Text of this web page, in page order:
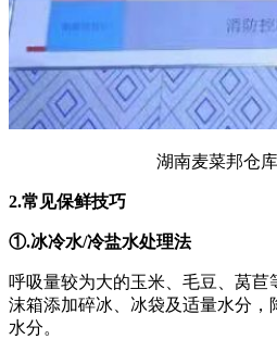
湖南麦菜邦仓
2.常见保鲜技巧
①.冰冷水/冷盐水处理法
呼吸量较为大的玉米、毛豆、莴
沫箱添加碎冰、冰袋及适量水分
水分。